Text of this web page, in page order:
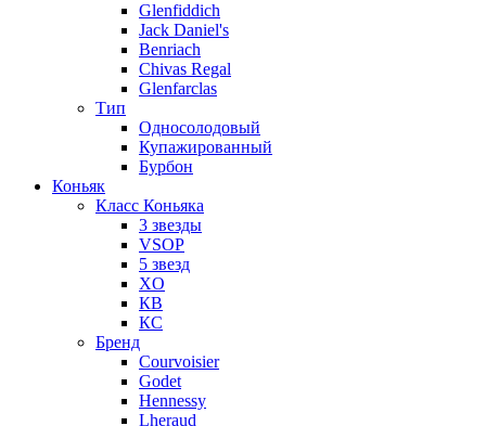
Glenfiddich
Jack Daniel's
Benriach
Chivas Regal
Glenfarclas
Тип
Односолодовый
Купажированный
Бурбон
Коньяк
Класс Коньяка
3 звезды
VSOP
5 звезд
XO
КВ
КС
Бренд
Courvoisier
Godet
Hennessy
Lheraud